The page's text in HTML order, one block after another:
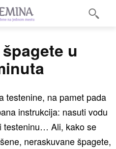
u
testenine, na pamet pada
instrukcija: nasuti vodu
testeninu… Ali, kako se
neraskuvane špagete,